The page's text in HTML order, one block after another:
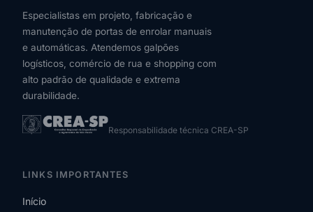
Especialistas em projeto, fabricação e
manutenção de portas de enrolar manuais
e automáticas. Atendemos galpões
logísticos, comércio de rua e shopping com
alto padrão de qualidade e extrema
durabilidade.
Responsabilidade técnica CREA-SP
LINKS IMPORTANTES
Início